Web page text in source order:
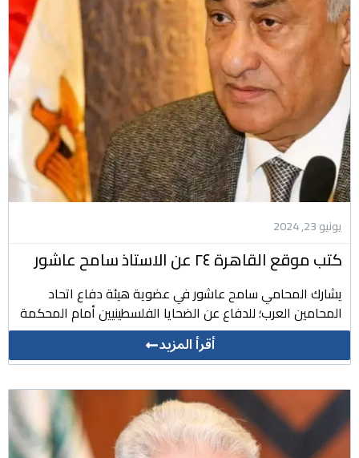
يونيو 23, 2024
كتب موقع القاهرة ٢٤ عن الاستاذ سامح عاشور
يشارك المحامي سامح عاشور في عضوية هيئة دفاع اتحاد
المحامين العرب؛ للدفاع عن الضحايا الفلسطينيين أمام المحكمة
أقرأ المزيد